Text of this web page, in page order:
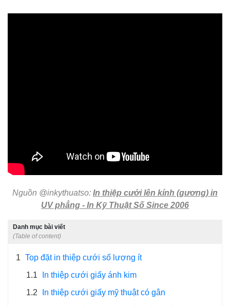
Nguồn @inkythuatso: In thiệp cưới lên kính (gương) in
UV phẳng - In Kỹ Thuật Số Since 2006
Danh mục bài viết
(Table of content)
1 Top đặt in thiệp cưới số lượng ít
1.1
In thiệp cưới giấy ánh kim
1.2
In thiệp cưới giấy mỹ thuật có gân